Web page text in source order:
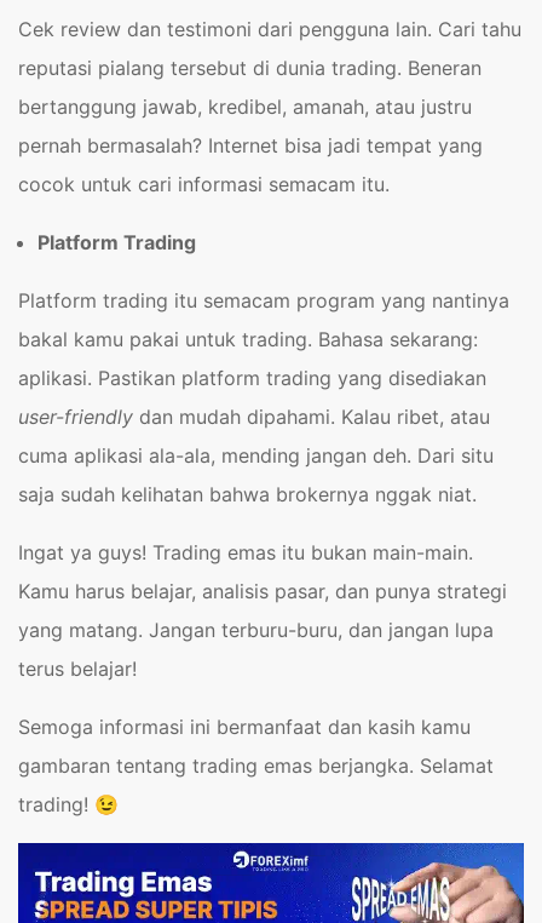
Cek review dan testimoni dari pengguna lain. Cari tahu
reputasi pialang tersebut di dunia trading. Beneran
bertanggung jawab, kredibel, amanah, atau justru
pernah bermasalah? Internet bisa jadi tempat yang
cocok untuk cari informasi semacam itu.
Platform Trading
Platform trading itu semacam program yang nantinya
bakal kamu pakai untuk trading. Bahasa sekarang:
aplikasi. Pastikan platform trading yang disediakan
user-friendly dan mudah dipahami. Kalau ribet, atau
cuma aplikasi ala-ala, mending jangan deh. Dari situ
saja sudah kelihatan bahwa brokernya nggak niat.
Ingat ya guys! Trading emas itu bukan main-main.
Kamu harus belajar, analisis pasar, dan punya strategi
yang matang. Jangan terburu-buru, dan jangan lupa
terus belajar!
Semoga informasi ini bermanfaat dan kasih kamu
gambaran tentang trading emas berjangka. Selamat
trading! 😉